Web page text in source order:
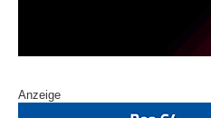
Anzeige